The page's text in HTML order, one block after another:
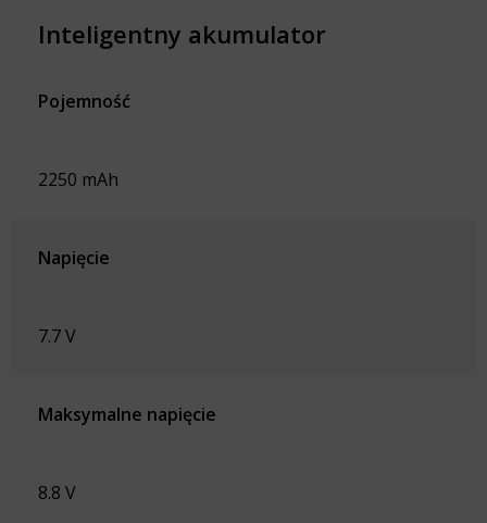
Inteligentny akumulator
Pojemność
2250 mAh
Napięcie
7.7 V
Maksymalne napięcie
8.8 V